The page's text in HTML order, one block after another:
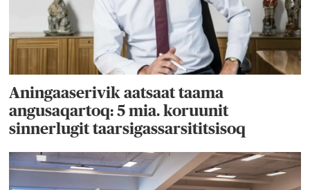
Aningaaserivik aatsaat taama
angusaqartoq: 5 mia. koruunit
sinnerlugit taarsigassarsititsisoq